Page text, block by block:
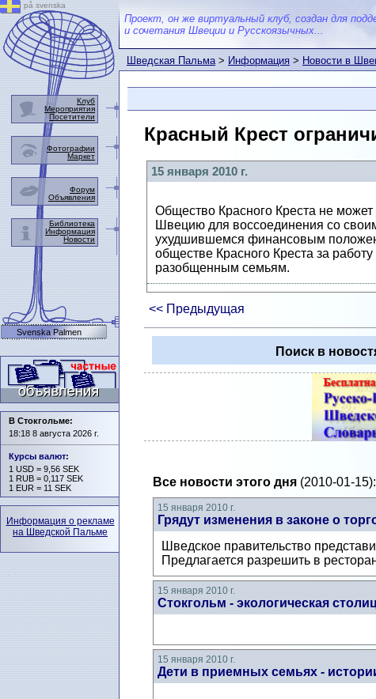
Проект, он же виртуальный клуб, создан для
и сочетания Швеции и Русскоязычных...
Шведская Пальма>Информация>Новости в
Красный Крест
15 января 2010 г.
Общество Красного Креста не
Швецию для воссоединения со
ухудшившемся финансовым
обществе Красного Креста за
разобщенным семьям.
<< Предыдущая
Поиск в
Все новости этого дня(2010-01-15):
15 января 2010 г.
Грядут изменения в законе о
Шведское правительство
Предлагается разрешить в
15 января 2010 г.
Стокгольм - экологическая
15 января 2010 г.
Дети в приемных семьях -
på svenska
Клуб
Мероприятия
Посетители
Фотографии
Маркет
Форум
Объявления
Библиотека
Информация
Новости
Svenska Palmen
В Стокгольме:
18:18 8 августа 2026 г.
Курсы валют:
1 USD = 9,56 SEK
1 RUB = 0,117 SEK
1 EUR = 11 SEK
Информация о рекламе
на Шведской Пальме